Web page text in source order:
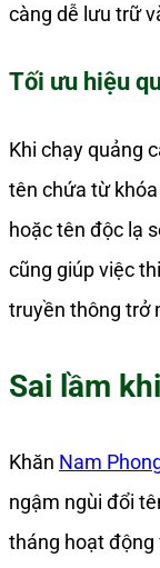
càng dễ lưu trữ
Tối ưu hiệu
Khi chạy quảng
tên chứa từ
hoặc tên độc lạ
cũng giúp việc
truyền thông trở
Sai lầm
Khăn Nam
ngậm ngùi đổi
tháng hoạt động